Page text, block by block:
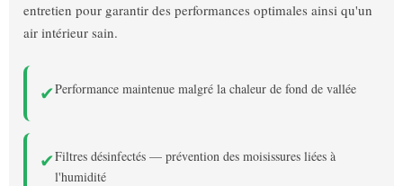
entretien pour garantir des performances optimales ainsi qu'un
air intérieur sain.
✔Performance maintenue malgré la chaleur de fond de vallée
✔Filtres désinfectés — prévention des moisissures liées à
l'humidité